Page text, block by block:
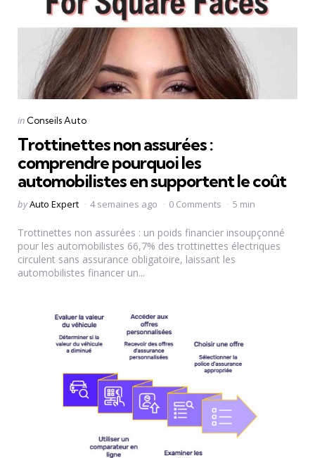
Categories
Posted
in Conseils Auto
Trottinettes non assurées :
comprendre pourquoi les
automobilistes en supportent le coût
Posted
byAuto Expert 4 semaines ago 0 Comments 5 min
Trottinettes non assurées : un poids financier insoupçonné
pour les automobilistes 66,7% des trottinettes électriques
circulent sans assurance obligatoire, laissant les
automobilistes financer un...